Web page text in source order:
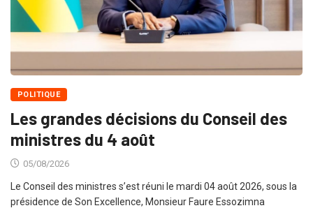
POLITIQUE
Les grandes décisions du Conseil des
ministres du 4 août
05/08/2026
Le Conseil des ministres s’est réuni le mardi 04 août 2026, sous la
présidence de Son Excellence, Monsieur Faure Essozimna